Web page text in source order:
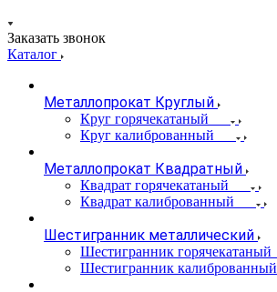
Заказать звонок
Каталог
Металлопрокат Круглый
Круг горячекатаный
Круг калиброванный
Металлопрокат Квадратный
Квадрат горячекатаный
Квадрат калиброванный
Шестигранник металлический
Шестигранник горячекатаный
Шестигранник калиброванный